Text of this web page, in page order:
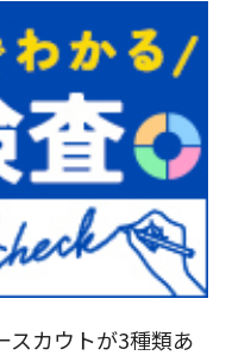
スカウトが3種類あ